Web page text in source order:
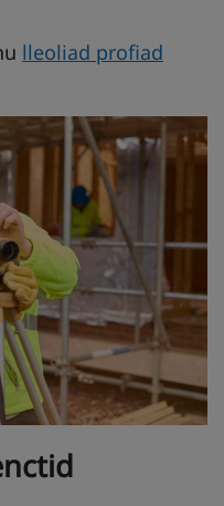
lleoliad profiad